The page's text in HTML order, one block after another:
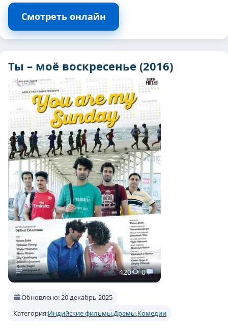
Смотреть онлайн
Ты – моё воскресенье (2016)
420 0
Обновлено: 20 декабрь 2025
Категория:Индийские фильмы,Драмы,Комедии